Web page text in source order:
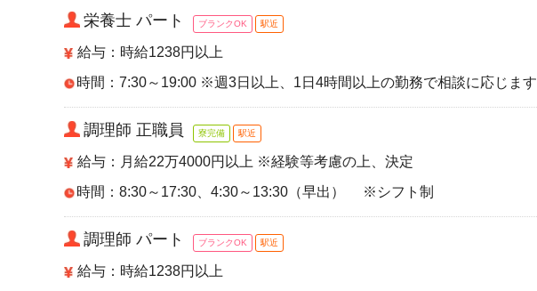
栄養士 パート ブランクOK 駅近
給与：時給1238円以上
時間：7:30～19:00 ※週3日以上、1日4時間以上の勤務で相談に応じます
調理師 正職員 寮完備 駅近
給与：月給22万4000円以上 ※経験等考慮の上、決定
時間：8:30～17:30、4:30～13:30（早出） ※シフト制
調理師 パート ブランクOK 駅近
給与：時給1238円以上